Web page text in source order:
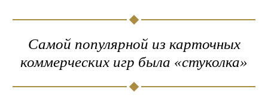
Самой популярной из карточных
коммерческих игр была «стуколка»